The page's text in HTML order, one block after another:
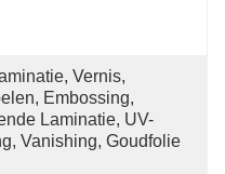
Vernis,
Embossing,
Laminatie, UV-
Vanishing, Goudfolie